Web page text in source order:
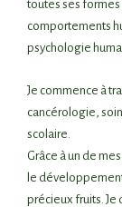
toutes ses
comportements
psychologie
Je commence à
cancérologie,
scolaire.
Grâce à un de
le
précieux fruits. Je